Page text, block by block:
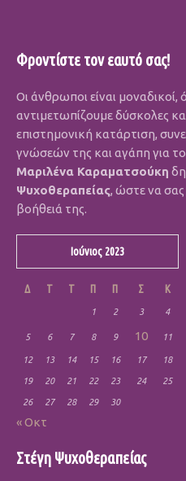
Φροντίστε τον εαυτό σας!
Οι άνθρωποι είναι μοναδικοί,
αντιμετωπίζουμε δύσκολες
επιστημονική κατάρτιση,
γνώσεών της και αγάπη για
Μαριλένα Καραματσούκη
Ψυχοθεραπείας, ώστε να σας
βοήθειά της.
Ιούνιος 2023
Δ Τ Τ Π Π Σ Κ
1 2 3 4
5 6 7 8 9 10 11
12 13 14 15 16 17 18
19 20 21 22 23 24 25
26 27 28 29 30
« Οκτ
Στέγη Ψυχοθεραπείας